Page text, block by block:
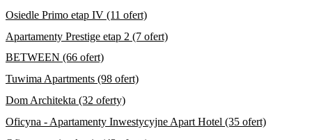
Osiedle Primo etap IV (11 ofert)
Apartamenty Prestige etap 2 (7 ofert)
BETWEEN (66 ofert)
Tuwima Apartments (98 ofert)
Dom Architekta (32 oferty)
Oficyna - Apartamenty Inwestycyjne Apart Hotel (35 ofert)